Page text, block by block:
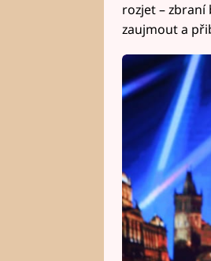
rozjet – zbraní
zaujmout a